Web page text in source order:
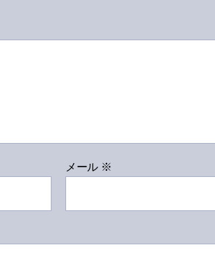
メール ※